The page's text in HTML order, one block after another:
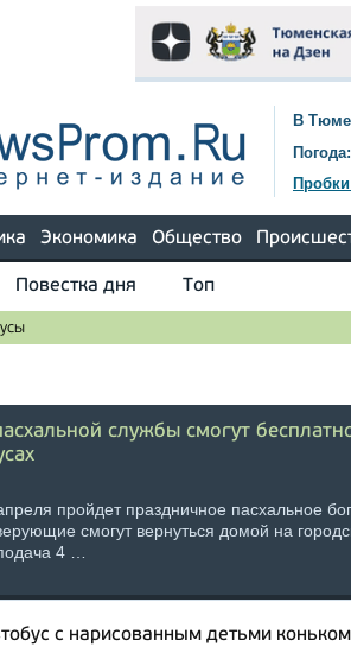
В
Погода:
Экономика Общество
Повестка дня Топ
службы смогут
пройдет праздничное пасхальное
смогут вернуться домой на
4 …
с нарисованным детьми